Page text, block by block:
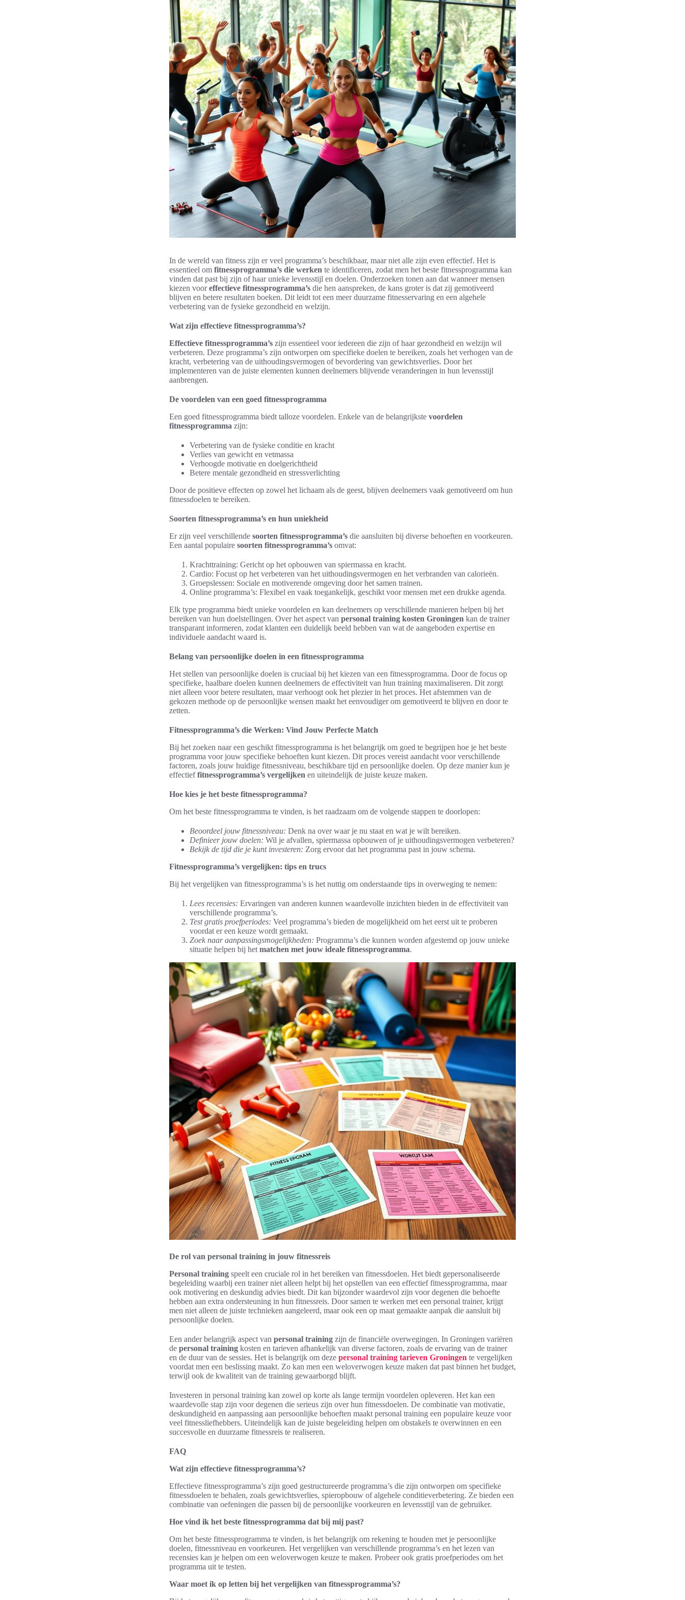
In de wereld van fitness zijn er veel programma’s beschikbaar, maar niet alle zijn even effectief. Het is
essentieel om fitnessprogramma’s die werken te identificeren, zodat men het beste fitnessprogramma kan
vinden dat past bij zijn of haar unieke levensstijl en doelen. Onderzoeken tonen aan dat wanneer mensen
kiezen vooreffectieve fitnessprogramma’s die hen aanspreken, de kans groter is dat zij gemotiveerd
blijven en betere resultaten boeken. Dit leidt tot een meer duurzame fitnesservaring en een algehele
verbetering van de fysieke gezondheid en welzijn.
Wat zijn effectieve fitnessprogramma’s?
Effectieve fitnessprogramma’s zijn essentieel voor iedereen die zijn of haar gezondheid en welzijn wil
verbeteren. Deze programma’s zijn ontworpen om specifieke doelen te bereiken, zoals het verhogen van de
kracht, verbetering van de uithoudingsvermogen of bevordering van gewichtsverlies. Door het
implementeren van de juiste elementen kunnen deelnemers blijvende veranderingen in hun levensstijl
aanbrengen.
De voordelen van een goed fitnessprogramma
Een goed fitnessprogramma biedt talloze voordelen. Enkele van de belangrijkste voordelen
fitnessprogramma zijn:
Verbetering van de fysieke conditie en kracht
Verlies van gewicht en vetmassa
Verhoogde motivatie en doelgerichtheid
Betere mentale gezondheid en stressverlichting
Door de positieve effecten op zowel het lichaam als de geest, blijven deelnemers vaak gemotiveerd om hun
fitnessdoelen te bereiken.
Soorten fitnessprogramma’s en hun uniekheid
Er zijn veel verschillende soorten fitnessprogramma’s die aansluiten bij diverse behoeften en voorkeuren.
Een aantal populaire soorten fitnessprogramma’s omvat:
Krachttraining: Gericht op het opbouwen van spiermassa en kracht.
Cardio: Focust op het verbeteren van het uithoudingsvermogen en het verbranden van calorieën.
Groepslessen: Sociale en motiverende omgeving door het samen trainen.
Online programma’s: Flexibel en vaak toegankelijk, geschikt voor mensen met een drukke agenda.
Elk type programma biedt unieke voordelen en kan deelnemers op verschillende manieren helpen bij het
bereiken van hun doelstellingen. Over het aspect van personal training kosten Groningen kan de trainer
transparant informeren, zodat klanten een duidelijk beeld hebben van wat de aangeboden expertise en
individuele aandacht waard is.
Belang van persoonlijke doelen in een fitnessprogramma
Het stellen van persoonlijke doelen is cruciaal bij het kiezen van een fitnessprogramma. Door de focus op
specifieke, haalbare doelen kunnen deelnemers de effectiviteit van hun training maximaliseren. Dit zorgt
niet alleen voor betere resultaten, maar verhoogt ook het plezier in het proces. Het afstemmen van de
gekozen methode op de persoonlijke wensen maakt het eenvoudiger om gemotiveerd te blijven en door te
zetten.
Fitnessprogramma’s die Werken: Vind Jouw Perfecte Match
Bij het zoeken naar een geschikt fitnessprogramma is het belangrijk om goed te begrijpen hoe je het beste
programma voor jouw specifieke behoeften kunt kiezen. Dit proces vereist aandacht voor verschillende
factoren, zoals jouw huidige fitnessniveau, beschikbare tijd en persoonlijke doelen. Op deze manier kun je
effectieffitnessprogramma’s vergelijken en uiteindelijk de juiste keuze maken.
Hoe kies je het beste fitnessprogramma?
Om het beste fitnessprogramma te vinden, is het raadzaam om de volgende stappen te doorlopen:
Beoordeel jouw fitnessniveau: Denk na over waar je nu staat en wat je wilt bereiken.
Definieer jouw doelen: Wil je afvallen, spiermassa opbouwen of je uithoudingsvermogen verbeteren?
Bekijk de tijd die je kunt investeren: Zorg ervoor dat het programma past in jouw schema.
Fitnessprogramma’s vergelijken: tips en trucs
Bij het vergelijken van fitnessprogramma’s is het nuttig om onderstaande tips in overweging te nemen:
Lees recensies: Ervaringen van anderen kunnen waardevolle inzichten bieden in de effectiviteit van
verschillende programma’s.
Test gratis proefperiodes: Veel programma’s bieden de mogelijkheid om het eerst uit te proberen
voordat er een keuze wordt gemaakt.
Zoek naar aanpassingsmogelijkheden: Programma’s die kunnen worden afgestemd op jouw unieke
situatie helpen bij het matchen met jouw ideale fitnessprogramma.
De rol van personal training in jouw fitnessreis
Personal training speelt een cruciale rol in het bereiken van fitnessdoelen. Het biedt gepersonaliseerde
begeleiding waarbij een trainer niet alleen helpt bij het opstellen van een effectief fitnessprogramma, maar
ook motivering en deskundig advies biedt. Dit kan bijzonder waardevol zijn voor degenen die behoefte
hebben aan extra ondersteuning in hun fitnessreis. Door samen te werken met een personal trainer, krijgt
men niet alleen de juiste technieken aangeleerd, maar ook een op maat gemaakte aanpak die aansluit bij
persoonlijke doelen.
Een ander belangrijk aspect van personal training zijn de financiële overwegingen. In Groningen variëren
de personal training kosten en tarieven afhankelijk van diverse factoren, zoals de ervaring van de trainer
en de duur van de sessies. Het is belangrijk om deze personal training tarieven Groningen te vergelijken
voordat men een beslissing maakt. Zo kan men een weloverwogen keuze maken dat past binnen het budget,
terwijl ook de kwaliteit van de training gewaarborgd blijft.
Investeren in personal training kan zowel op korte als lange termijn voordelen opleveren. Het kan een
waardevolle stap zijn voor degenen die serieus zijn over hun fitnessdoelen. De combinatie van motivatie,
deskundigheid en aanpassing aan persoonlijke behoeften maakt personal training een populaire keuze voor
veel fitnessliefhebbers. Uiteindelijk kan de juiste begeleiding helpen om obstakels te overwinnen en een
succesvolle en duurzame fitnessreis te realiseren.
FAQ
Wat zijn effectieve fitnessprogramma’s?
Effectieve fitnessprogramma’s zijn goed gestructureerde programma’s die zijn ontworpen om specifieke
fitnessdoelen te behalen, zoals gewichtsverlies, spieropbouw of algehele conditieverbetering. Ze bieden een
combinatie van oefeningen die passen bij de persoonlijke voorkeuren en levensstijl van de gebruiker.
Hoe vind ik het beste fitnessprogramma dat bij mij past?
Om het beste fitnessprogramma te vinden, is het belangrijk om rekening te houden met je persoonlijke
doelen, fitnessniveau en voorkeuren. Het vergelijken van verschillende programma’s en het lezen van
recensies kan je helpen om een weloverwogen keuze te maken. Probeer ook gratis proefperiodes om het
programma uit te testen.
Waar moet ik op letten bij het vergelijken van fitnessprogramma’s?